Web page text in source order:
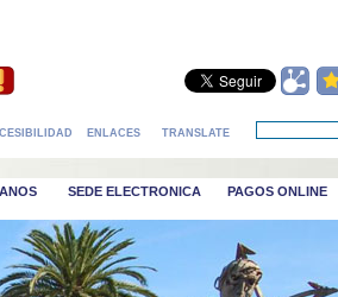
ENLACES TRANSLATE
SEDE ELECTRONICA PAGOS ONLINE